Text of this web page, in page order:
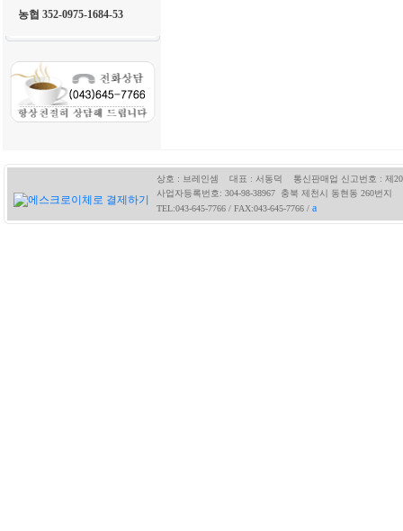
농협 352-0975-1684-53
상호 : 브레인셈 대표 : 서동덕 통신판매업 신고번호 : 제
사업자등록번호: 304-98-38967 충북 제천시 동현동 260번지
TEL:043-645-7766 / FAX:043-645-7766 / a